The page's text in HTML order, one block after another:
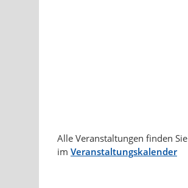
Alle Veranstaltungen finden Sie
im Veranstaltungskalender